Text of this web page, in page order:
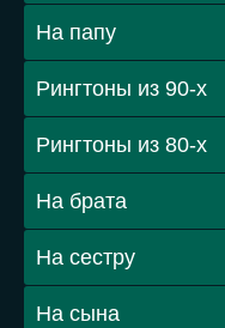
На папу
Рингтоны из 90-х
Рингтоны из 80-х
На брата
На сестру
На сына